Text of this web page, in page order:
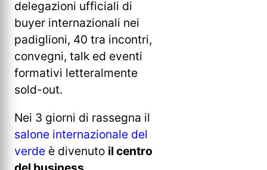
delegazioni ufficiali di
buyer internazionali nei
padiglioni, 40 tra incontri,
convegni, talk ed eventi
formativi letteralmente
sold-out.
Nei 3 giorni di rassegna il
salone internazionale del
verde è divenuto il centro